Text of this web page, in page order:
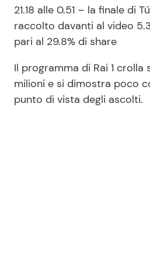
21.18 alle 0.51 – la finale di
raccolto davanti al video
pari al 29.8% di share
Il programma di Rai 1
milioni e si dimostra poco
punto di vista degli ascolti.